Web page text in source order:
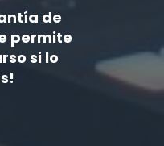
de
permite
si lo